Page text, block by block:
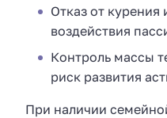
Отказ от
воздействия
Контроль массы
риск развития
При наличии